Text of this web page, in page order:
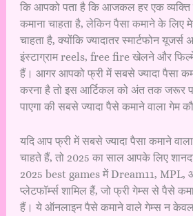
कि आपको पता है कि आजकल हर एक व्यक्ति
कमाना चाहता है, लेकिन पैसा कमाने के लिए
चाहता है, क्योंकि ज्यादातर स्मार्टफोन
इंस्टाग्राम reels, free fire खेलने और
हैं। आगर आपको फ्री में सबसे ज्यादा पैसा
करना है तो इस आर्टिकल को अंत तक जरूर
पाएगा की सबसे ज्यादा पैसे कमाने वाला गेम
यदि आप फ्री में सबसे ज्यादा पैसा कमाने
चाहते हैं, तो 2025 का साल आपके लिए
2025 best games में Dream11,
प्लेटफॉर्म्स शामिल हैं, जो फ्री गेम्स से पैसे
हैं। ये ऑनलाइन पैसे कमाने वाले गेम्स न